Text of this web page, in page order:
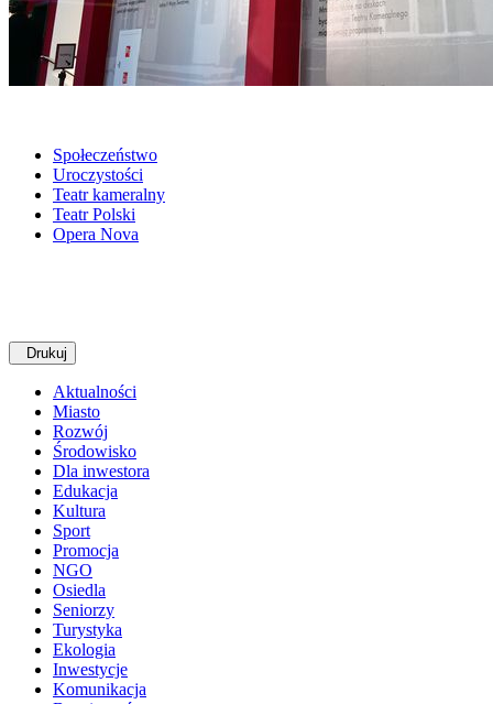
Społeczeństwo
Uroczystości
Teatr kameralny
Teatr Polski
Opera Nova
Drukuj
Aktualności
Miasto
Rozwój
Środowisko
Dla inwestora
Edukacja
Kultura
Sport
Promocja
NGO
Osiedla
Seniorzy
Turystyka
Ekologia
Inwestycje
Komunikacja